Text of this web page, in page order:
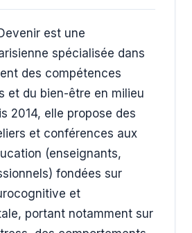
est une
spécialisée dans
des compétences
et du bien-être en milieu
2014, elle propose des
et conférences aux
(enseignants,
fondées sur
et
portant notamment sur